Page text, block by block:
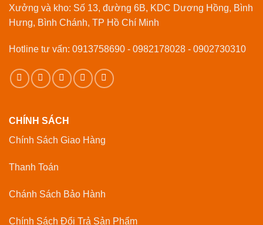
Xưởng và kho: Số 13, đường 6B, KDC Dương Hồng, Bình
Hưng, Bình Chánh, TP Hồ Chí Minh
Hotline tư vấn: 0913758690 - 0982178028 - 0902730310
CHÍNH SÁCH
Chính Sách Giao Hàng
Thanh Toán
Chánh Sách Bảo Hành
Chính Sách Đổi Trả Sản Phẩm